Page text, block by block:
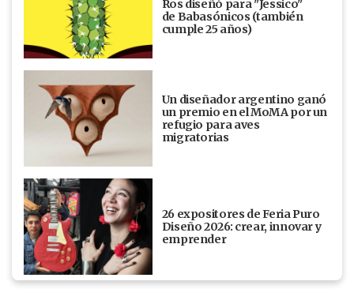
Ros diseñó para "Jessico"
de Babasónicos (también
cumple 25 años)
Un diseñador argentino ganó
un premio en el MoMA por un
refugio para aves
migratorias
26 expositores de Feria Puro
Diseño 2026: crear, innovar y
emprender